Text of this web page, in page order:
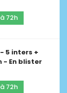
72h
5 inters +
- En blister
72h